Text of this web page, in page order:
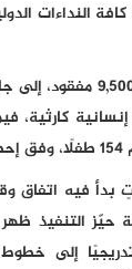
النداءات
كما خلف العدوان أكثر
كارثية،
بدأ فيه اتفاق
حيّز التنفيذ ظهر
إلى